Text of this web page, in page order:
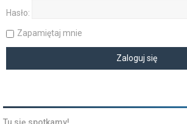
Hasło:
Zapamiętaj mnie